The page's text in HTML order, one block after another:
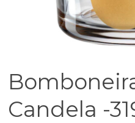
Candela -